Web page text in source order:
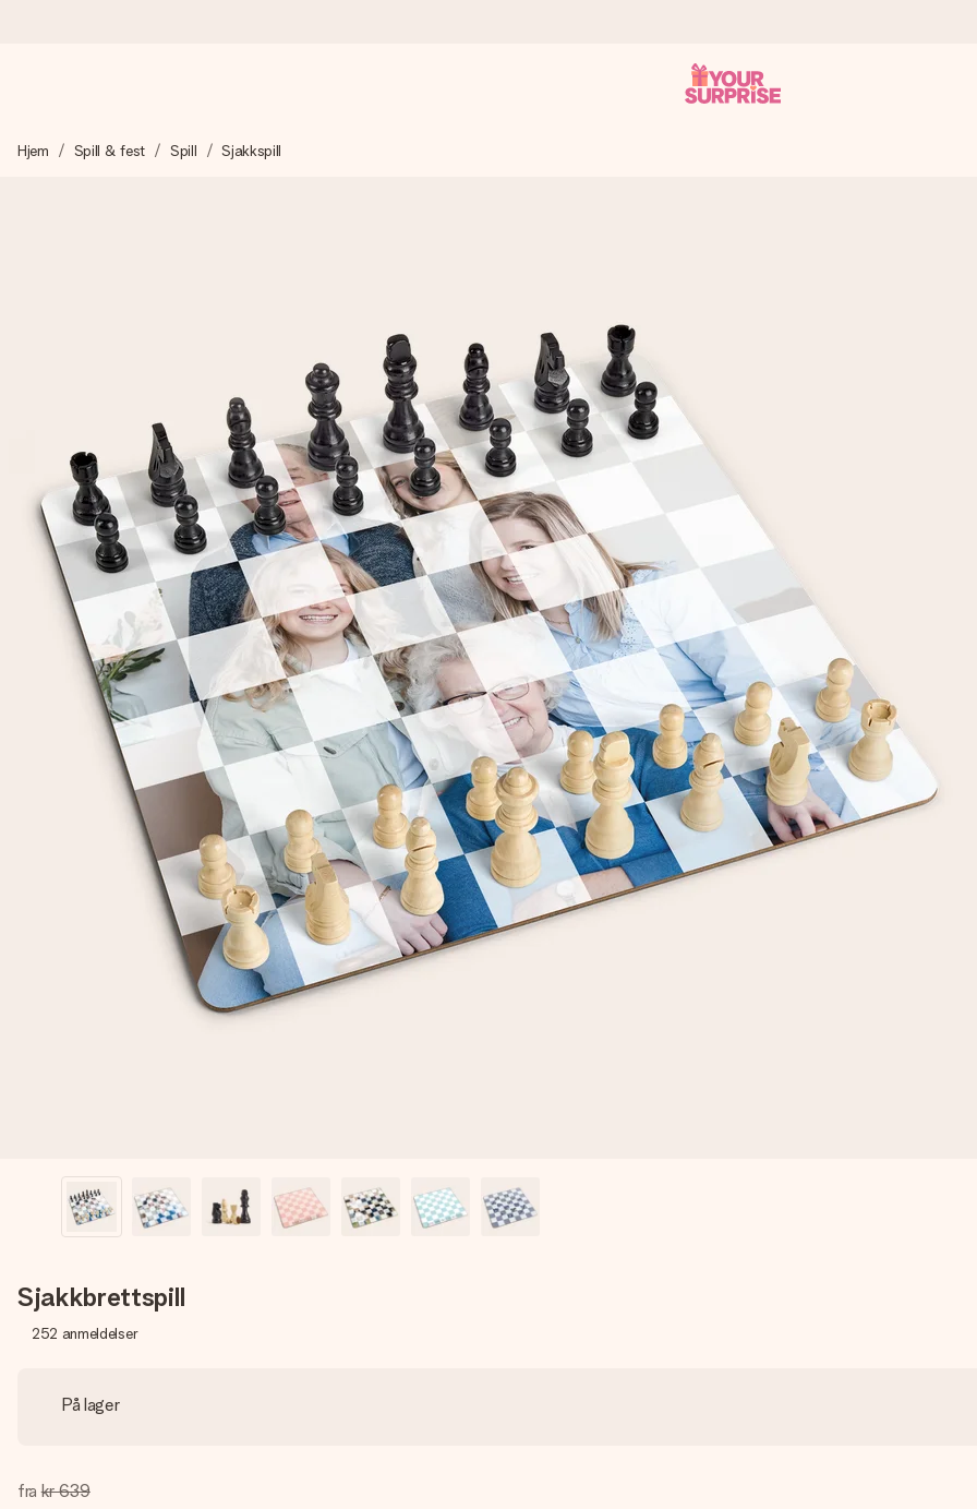
Vi lager dine gaver med omtanke og sender den avgårde så raskt som mulig - slik at du kan gi gaven i tide, når den betyr aller
Lag noe unikt med bare noen få steg - med hennes navn, et bilde av dere eller en beskjed som virkelig berører hjertet. Ikke noe
Hjem Spill & fest Spill Sjakkspill
Sjakkbrettspill
252 anmeldelser
På lager
fra kr 639